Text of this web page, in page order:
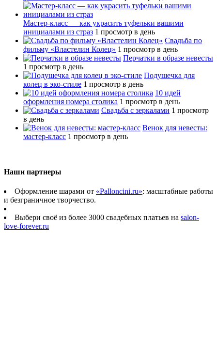
Мастер-класс — как украсить туфельки вашими
инициалами из страз 1 просмотр в день
Свадьба по
фильму «Властелин Колец» 1 просмотр в день
Перчатки в образе невесты
1 просмотр в день
Подушечка для
колец в эко-стиле 1 просмотр в день
10 идей
оформления номера столика 1 просмотр в день
Свадьба с зеркалами 1 просмотр
в день
Венок для невесты:
мастер-класс 1 просмотр в день
Наши партнеры
Оформление шарами от «Palloncini.ru»: масштабные работы
и безграничное творчество.
Выбери своё из более 3000 свадебных платьев на salon-
love-forever.ru